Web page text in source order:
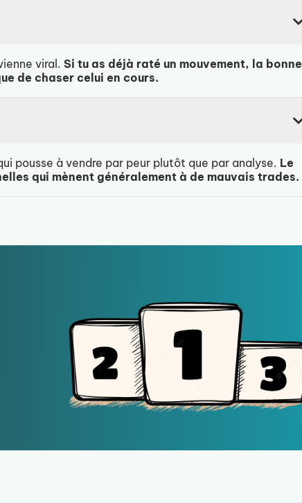
viral. Si tu as déjà raté un mouvement, la bonne
de chaser celui en cours.
pousse à vendre par peur plutôt que par analyse. Le
qui mènent généralement à de mauvais trades.